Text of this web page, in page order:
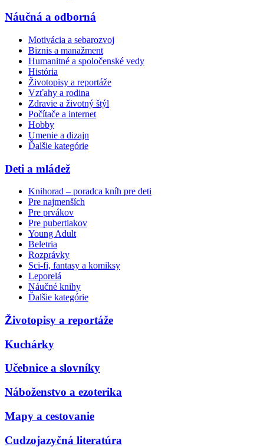
Náučná a odborná
Motivácia a sebarozvoj
Biznis a manažment
Humanitné a spoločenské vedy
História
Životopisy a reportáže
Vzťahy a rodina
Zdravie a životný štýl
Počítače a internet
Hobby
Umenie a dizajn
Ďalšie kategórie
Deti a mládež
Knihorad – poradca kníh pre deti
Pre najmenších
Pre prvákov
Pre pubertiakov
Young Adult
Beletria
Rozprávky
Sci-fi, fantasy a komiksy
Leporelá
Náučné knihy
Ďalšie kategórie
Životopisy a reportáže
Kuchárky
Učebnice a slovníky
Náboženstvo a ezoterika
Mapy a cestovanie
Cudzojazyčná literatúra